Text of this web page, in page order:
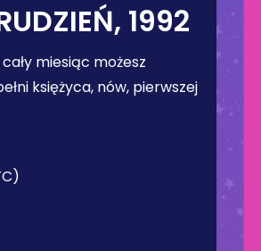
1992
miesiąc możesz
księżyca, nów, pierwszej